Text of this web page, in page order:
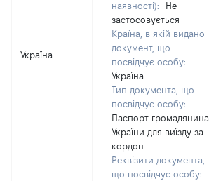
Україна
наявності):
Не
застосовується
Країна, в якій видано
документ, що
посвідчує особу:
Україна
Тип документа, що
посвідчує особу:
Паспорт громадянина
України для виїзду за
кордон
Реквізити документа,
що посвідчує особу: